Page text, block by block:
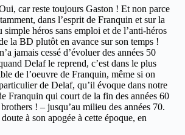
car reste toujours Gaston ! Et non parce
dans l’esprit de Franquin et sur la
simple héros sans emploi et de l’anti-héros
la BD plutôt en avance sur son temps !
jamais cessé d’évoluer des années 50
Delaf le reprend, c’est dans le plus
de l’oeuvre de Franquin, même si on
de Delaf, qu’il évoque dans notre
Franquin qui court de la fin des années 60
! – jusqu’au milieu des années 70.
à son apogée à cette époque, en